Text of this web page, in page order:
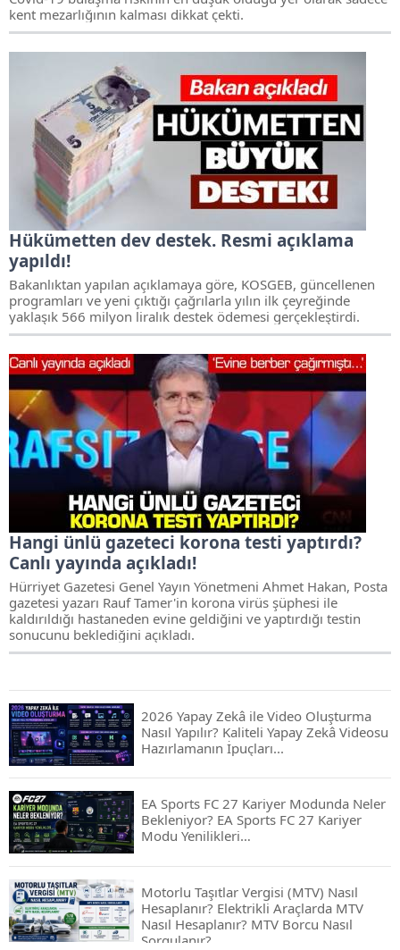
kent mezarlığının kalması dikkat çekti.
Hükümetten dev destek. Resmi açıklama
yapıldı!
Bakanlıktan yapılan açıklamaya göre, KOSGEB, güncellenen
programları ve yeni çıktığı çağrılarla yılın ilk çeyreğinde
yaklaşık 566 milyon liralık destek ödemesi gerçekleştirdi.
Hangi ünlü gazeteci korona testi yaptırdı?
Canlı yayında açıkladı!
Hürriyet Gazetesi Genel Yayın Yönetmeni Ahmet Hakan, Posta
gazetesi yazarı Rauf Tamer'in korona virüs şüphesi ile
kaldırıldığı hastaneden evine geldiğini ve yaptırdığı testin
sonucunu beklediğini açıkladı.
2026 Yapay Zekâ ile Video Oluşturma
Nasıl Yapılır? Kaliteli Yapay Zekâ Videosu
Hazırlamanın İpuçları...
EA Sports FC 27 Kariyer Modunda Neler
Bekleniyor? EA Sports FC 27 Kariyer
Modu Yenilikleri…
Motorlu Taşıtlar Vergisi (MTV) Nasıl
Hesaplanır? Elektrikli Araçlarda MTV
Nasıl Hesaplanır? MTV Borcu Nasıl
Sorgulanır?